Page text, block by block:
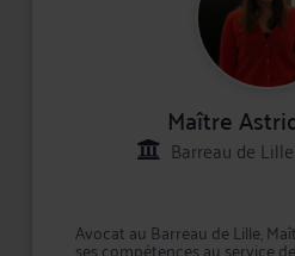
Maître
Barreau de
Avocat au Barreau de Lille,
ses compétences au service